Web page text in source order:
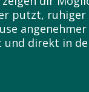
putzt, ruhiger
direkt in